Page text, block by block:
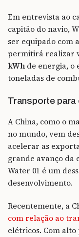
Em entrevista ao
capitão do navio,
ser equipado com
permitirá realizar
kWh de energia, o
toneladas de
Transporte para
A China, como o
no mundo, vem
acelerar as
grande avanço da
Water 01 é um
desenvolvimento.
Recentemente, a
com relação ao
elétricos. Com alto